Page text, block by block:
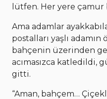
lütfen. Her yere çamur
Ama adamlar
postalları yaşlı
bahçenin üzerinden
acımasızca katledildi,
gitti.
“Aman, bahçem…